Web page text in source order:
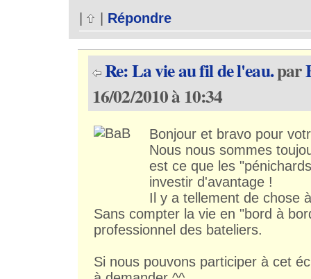
Répondre
Re: La vie au fil de l'eau.par
16/02/2010 à 10:34
Bonjour et bravo pour
Nous nous sommes
est ce que les
investir d'avantage !
Il y a tellement de chose
Sans compter la vie en "bord à
professionnel des bateliers.
Si nous pouvons participer à cet